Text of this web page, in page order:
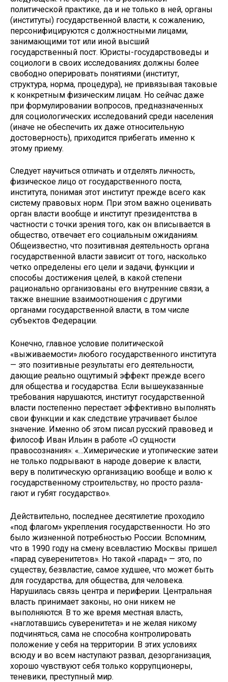
политической практике, да и не только в ней, органы
(институ­ты) государственной власти, к сожале­нию,
персонифицируются с должност­ными лицами,
занимающими тот или иной высший
государственный пост. Юристы-государствоведы и
социологи в своих исследованиях должны более
свободно оперировать понятиями (ин­ститут,
структура, норма, процедура), не привязывая таковые
к конкретным физическим лицам. Но сейчас даже
при формулировании вопросов, пред­назначенных
для социологических ис­следований среди населения
(иначе не обеспечить их даже относительную
достоверность), приходится прибегать именно к
этому приему.
Следует научиться отличать и от­делять личность,
физическое лицо от государственного поста,
института, понимая этот институт прежде всего как
систему правовых норм. При этом важно оценивать
орган власти вообще и институт президентства в
частности с точки зрения того, как он вписыва­ется в
общество, отвечает его социаль­ным ожиданиям.
Общеизвестно, что позитивная деятельность органа
госу­дарственной власти зависит от того, насколько
четко определены его цели и задачи, функции и
способы достиже­ния целей, в какой степени
рациональ­но организованы его внутренние свя­зи, а
также внешние взаимоотношения с другими
органами государственной власти, в том числе
субъектов Феде­рации.
Конечно, главное условие политиче­ской
«выживаемости» любого государ­ственного института
— это позитивные результаты его деятельности,
дающие реально ощутимый эффект прежде всего
для общества и государства. Если вышеуказанные
требования нарушаются, институт государственной
власти постепенно перестает эффек­тивно выполнять
свои функции и как следствие утрачивает былое
значение. Именно об этом писал русский право­вед и
философ Иван Ильин в работе «О сущности
правосознания»: «…Хи­мерические и утопические затеи
не только подрывают в народе доверие к власти,
веру в политическую органи­зацию вообще и волю к
государствен­ному строительству, но просто разла­
гают и губят государство».
Действительно, последнее десяти­летие проходило
«под флагом» укре­пления государственности. Но это
бы­ло жизненной потребностью России. Вспомним,
что в 1990 году на смену всевластию Москвы пришел
«парад су­веренитетов». Но такой «парад» — это, по
существу, безвластие, самое худшее, что может быть
для государства, для общества, для человека.
Нарушилась связь центра и периферии. Централь­ная
власть принимает законы, но они никем не
выполняются. В то же время местная власть,
«наглотавшись сувере­нитета» и не желая никому
подчинять­ся, сама не способна контролировать
положение у себя на территории. В этих условиях
всюду и во всем насту­пают развал, дезорганизация,
хорошо чувствуют себя только коррупционе­ры,
теневики, преступный мир.